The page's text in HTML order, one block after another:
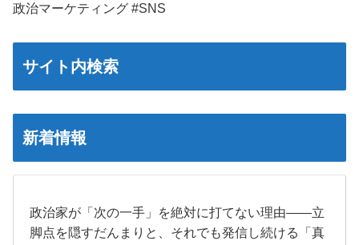
政治マーケティング #SNS
サイト内検索
新着情報
政治家が「次の一手」を絶対に打てない理由――立
脚点を隠すだんまりと、それでも発信し続ける「真